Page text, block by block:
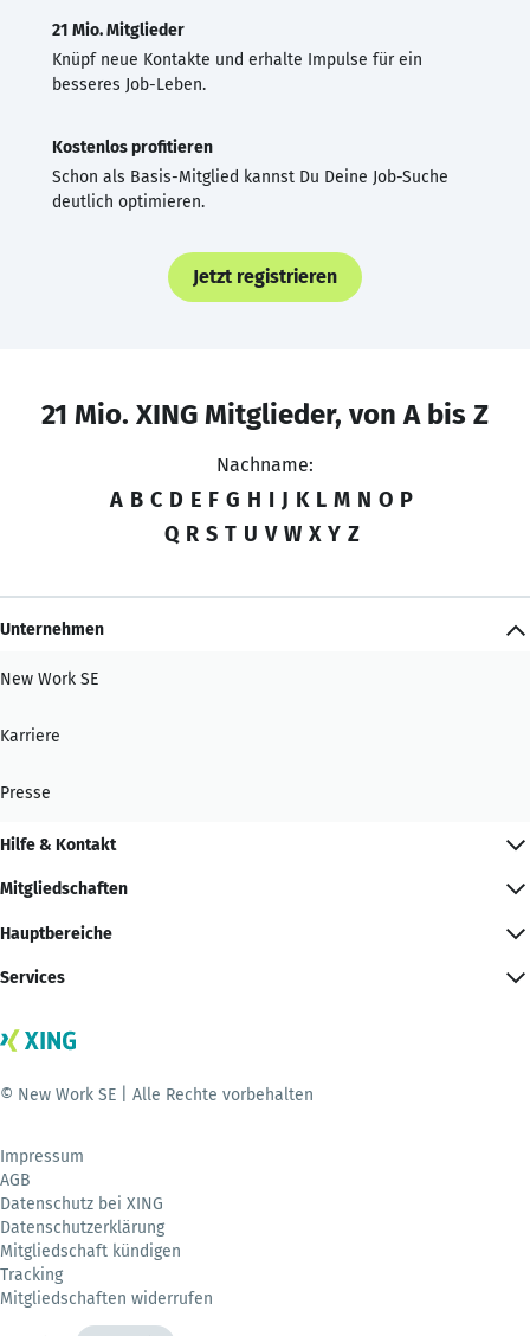
21 Mio. Mitglieder
Knüpf neue Kontakte und erhalte Impulse für ein
besseres Job-Leben.
Kostenlos profitieren
Schon als Basis-Mitglied kannst Du Deine Job-Suche
deutlich optimieren.
Jetzt registrieren
21 Mio. XING Mitglieder, von A bis Z
Nachname:
A B C D E F G H I J K L M N O P
Q R S T U V W X Y Z
Unternehmen
New Work SE
Karriere
Presse
Hilfe & Kontakt
Mitgliedschaften
Hauptbereiche
Services
© New Work SE | Alle Rechte vorbehalten
Impressum
AGB
Datenschutz bei XING
Datenschutzerklärung
Mitgliedschaft kündigen
Tracking
Mitgliedschaften widerrufen